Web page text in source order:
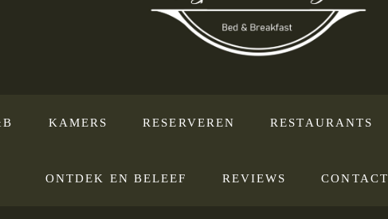
KAMERS RESERVEREN RESTAURANTS
ONTDEK EN BELEEF REVIEWS CONTACT